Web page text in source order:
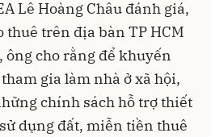
Lê Hoàng Châu đánh giá,
thuê trên địa bàn TP HCM
cho rằng để khuyến
gia làm nhà ở xã hội,
chính sách hỗ trợ thiết
dụng đất, miễn tiền thuê